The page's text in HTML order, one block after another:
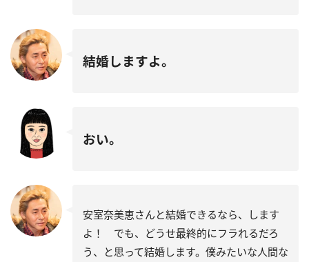
結婚しますよ。
おい。
安室奈美恵さんと結婚できるなら、します
よ！ でも、どうせ最終的にフラれるだろ
う、と思って結婚します。僕みたいな人間な